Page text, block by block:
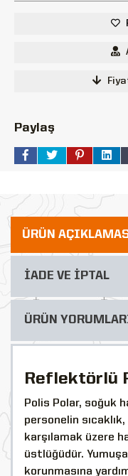
Paylaş
ÜRÜN
İADE VE İPTAL
ÜRÜN
Reflektörlü
Polis Polar, soğuk
personelin
karşılamak üzere
üstlüğüdür.
korunmasına